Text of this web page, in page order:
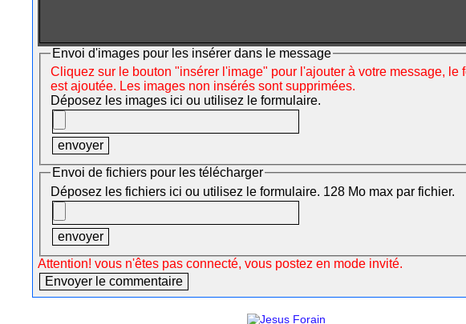
Envoi d'images pour les insérer dans le message
Cliquez sur le bouton "insérer l'image" pour l'ajouter à votre message,
est ajoutée. Les images non insérés sont supprimées.
Déposez les images ici ou utilisez le formulaire.
Envoi de fichiers pour les télécharger
Déposez les fichiers ici ou utilisez le formulaire. 128 Mo max par fichier.
Attention! vous n'êtes pas connecté, vous postez en mode invité.